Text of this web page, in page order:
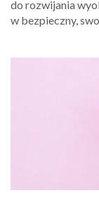
do rozwijania
w bezpieczny,